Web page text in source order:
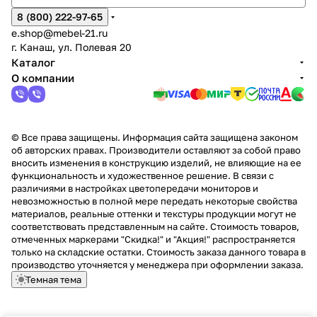
8 (800) 222-97-65
e.shop@mebel-21.ru
г. Канаш, ул. Полевая 20
Каталог
О компании
© Все права защищены. Информация сайта защищена законом
об авторских правах. Производители оставляют за собой право
вносить изменения в конструкцию изделий, не влияющие на ее
функциональность и художественное решение. В связи с
различиями в настройках цветопередачи мониторов и
невозможностью в полной мере передать некоторые свойства
материалов, реальные оттенки и текстуры продукции могут не
соответствовать представленным на сайте. Стоимость товаров,
отмеченных маркерами "Скидка!" и "Акция!" распространяется
только на складские остатки. Стоимость заказа данного товара в
производство уточняется у менеджера при оформлении заказа.
Темная тема